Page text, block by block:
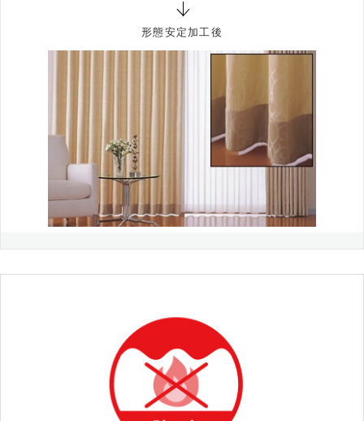
形態安定加工後